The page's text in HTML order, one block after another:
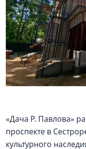
«Дача Р. Павлова»
проспекте в
культурного